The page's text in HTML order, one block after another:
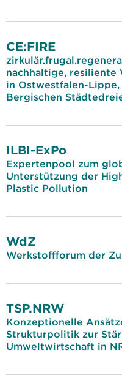
CE:FIRE
nachhaltige, resiliente
in Ostwestfalen-
Bergischen
ILBI-ExPo
Expertenpool zum
Unterstützung der
Plastic Pollution
WdZ
Werkstoffforum der
TSP.NRW
Konzeptionelle
Strukturpolitik zur
Umweltwirtschaft in